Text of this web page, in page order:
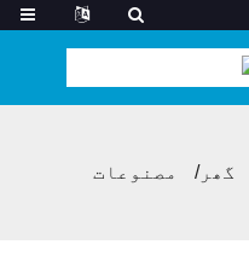
گھر مصنوعات